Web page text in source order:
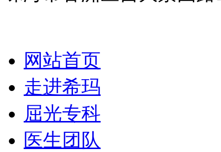
网站首页
走进希玛
屈光专科
医生团队